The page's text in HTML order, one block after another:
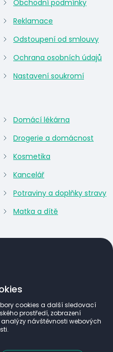
cookies a další sledovací
prostředí, zobrazení
návštěvnosti webových
Domácí lékárna
Drogerie a domácnost
Kosmetika
Kancelář
Potraviny a doplňky stravy
Matka a dítě
Obchodní podmínky
Reklamace
Odstoupení od smlouvy
Ochrana osobních údajů
Nastavení soukromí